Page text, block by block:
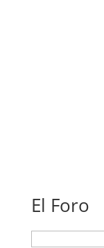
El Foro